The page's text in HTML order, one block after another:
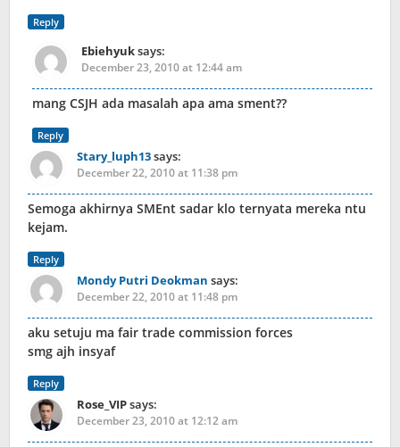
Reply
Ebiehyuksays:
December 23, 2010 at 12:44 am
mang CSJH ada masalah apa ama sment??
Reply
Stary_luph13says:
December 22, 2010 at 11:38 pm
Semoga akhirnya SMEnt sadar klo ternyata mereka ntu
kejam.
Reply
Mondy Putri Deokman says:
December 22, 2010 at 11:48 pm
aku setuju ma fair trade commission forces
smg ajh insyaf
Reply
Rose_VIPsays:
December 23, 2010 at 12:12 am